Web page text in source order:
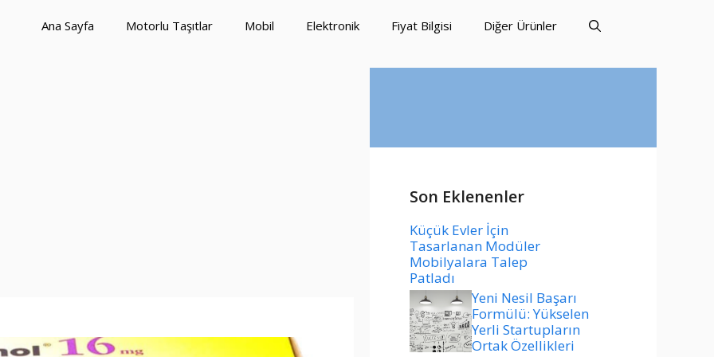
Ana Sayfa Motorlu Taşıtlar Mobil Elektronik Fiyat Bilgisi Diğer Ürünler
Son Eklenenler
Küçük Evler İçin
Tasarlanan Modüler
Mobilyalara Talep
Patladı
Yeni Nesil Başarı
Formülü: Yükselen
Yerli Startupların
Ortak Özellikleri